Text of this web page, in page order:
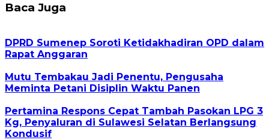
Baca Juga
DPRD Sumenep Soroti Ketidakhadiran OPD dalam
Rapat Anggaran
Mutu Tembakau Jadi Penentu, Pengusaha
Meminta Petani Disiplin Waktu Panen
Pertamina Respons Cepat Tambah Pasokan LPG 3
Kg, Penyaluran di Sulawesi Selatan Berlangsung
Kondusif